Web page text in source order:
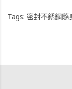
Tags: 密封不銹鋼隨